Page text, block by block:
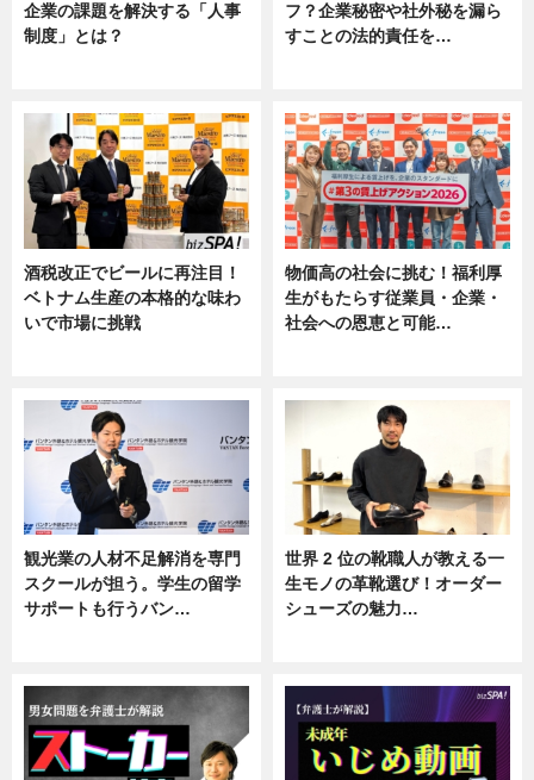
企業の課題を解決する「人事
制度」とは？
フ？企業秘密や社外秘を漏ら
すことの法的責任を…
酒税改正でビールに再注目！
ベトナム生産の本格的な味わ
いで市場に挑戦
物価高の社会に挑む！福利厚
生がもたらす従業員・企業・
社会への恩恵と可能…
観光業の人材不足解消を専門
スクールが担う。学生の留学
サポートも行うバン…
世界 2 位の靴職人が教える一
生モノの革靴選び！オーダー
シューズの魅力…